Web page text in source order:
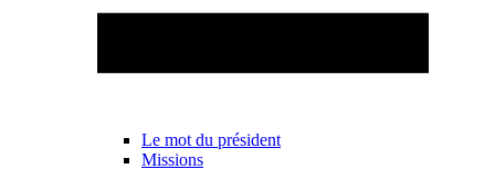
Le mot du président
Missions